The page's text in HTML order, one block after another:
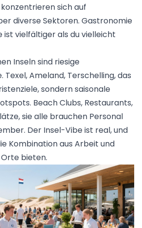
sich auf
diverse Sektoren. Gastronomie
ist vielfältiger als du vielleicht
Inseln sind riesige
Texel, Ameland, Terschelling, das
sondern saisonale
Beach Clubs, Restaurants,
sie alle brauchen Personal
Der Insel-Vibe ist real, und
Kombination aus Arbeit und
Orte bieten.